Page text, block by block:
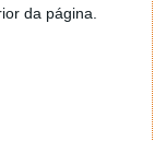
da página.